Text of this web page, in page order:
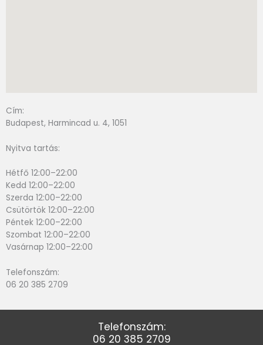
Cím:
Budapest, Harmincad u. 4, 1051
Nyitva tartás:
Hétfő 12:00–22:00
Kedd 12:00–22:00
Szerda 12:00–22:00
Csütörtök 12:00–22:00
Péntek 12:00–22:00
Szombat 12:00–22:00
Vasárnap 12:00–22:00
Telefonszám:
06 20 385 2709
Telefonszám:
06 20 385 2709